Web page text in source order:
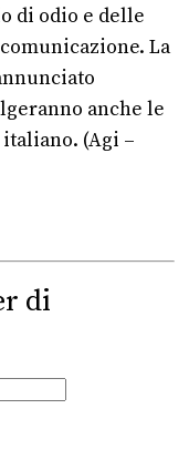
di odio e delle
La
anche le
(Agi –
di